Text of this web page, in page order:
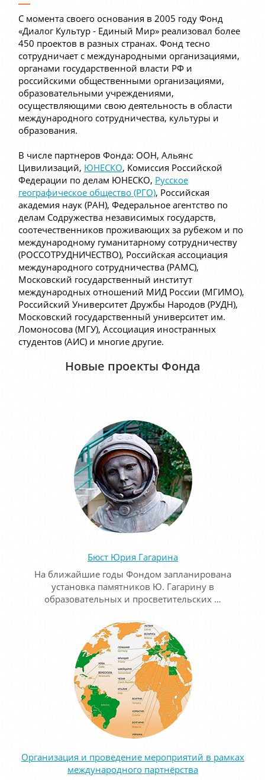
С момента своего основания в 2005 году Фонд
«Диалог Культур - Единый Мир» реализовал более
450 проектов в разных странах. Фонд тесно
сотрудничает с международными организациями,
органами государственной власти РФ и
российскими общественными организациями,
образовательными учреждениями,
осуществляющими свою деятельность в области
международного сотрудничества, культуры и
образования.
В числе партнеров Фонда: ООН, Альянс
Цивилизаций, ЮНЕСКО, Комиссия Российской
Федерации по делам ЮНЕСКО, Русское
географическое общество (РГО), Российская
академия наук (РАН), Федеральное агентство по
делам Содружества независимых государств,
соотечественников проживающих за рубежом и по
международному гуманитарному сотрудничеству
(РОССОТРУДНИЧЕСТВО), Российская ассоциация
международного сотрудничества (РАМС),
Московский государственный институт
международных отношений МИД России (МГИМО),
Российский Университет Дружбы Народов (РУДН),
Московский государственный университет им.
Ломоносова (МГУ), Ассоциация иностранных
студентов (АИС) и многие другие.
Новые проекты Фонда
Бюст Юрия Гагарина
На ближайшие годы Фондом запланирована
установка памятников Ю. Гагарину в
образовательных и просветительских …
Организация и проведение мероприятий в рамках
международного партнёрства